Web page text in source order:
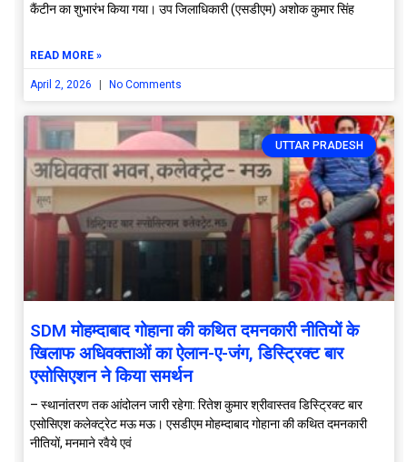
कैंटीन का शुभारंभ किया गया। उप जिलाधिकारी (एसडीएम) अशोक कुमार सिंह
READ MORE »
April 2, 2026 No Comments
UTTAR PRADESH
SDM मोहम्दाबाद गोहाना की कथित दमनकारी नीतियों के
खिलाफ अधिवक्ताओं का ऐलान-ए-जंग, डिस्ट्रिक्ट बार
एसोसिएशन ने किया समर्थन
– स्थानांतरण तक आंदोलन जारी रहेगा: रितेश कुमार श्रीवास्तव डिस्ट्रिक्ट बार
एसोसिएश कलेक्ट्रेट मऊ मऊ। एसडीएम मोहम्दाबाद गोहाना की कथित दमनकारी
नीतियों, मनमाने रवैये एवं